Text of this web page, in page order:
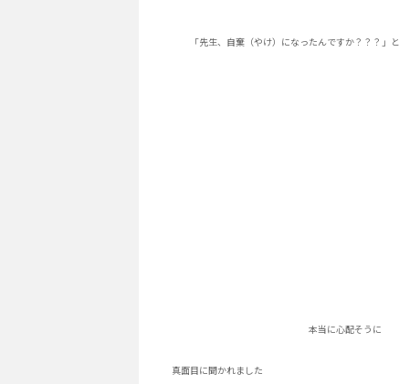
「先生、自棄（やけ）になったんですか？？？」と
本当に心配そうに
真面目に聞かれました